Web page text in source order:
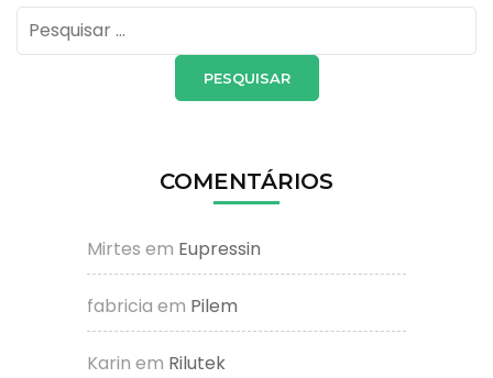
Pesquisar
por:
COMENTÁRIOS
Mirtes em Eupressin
fabricia em Pilem
Karin em Rilutek